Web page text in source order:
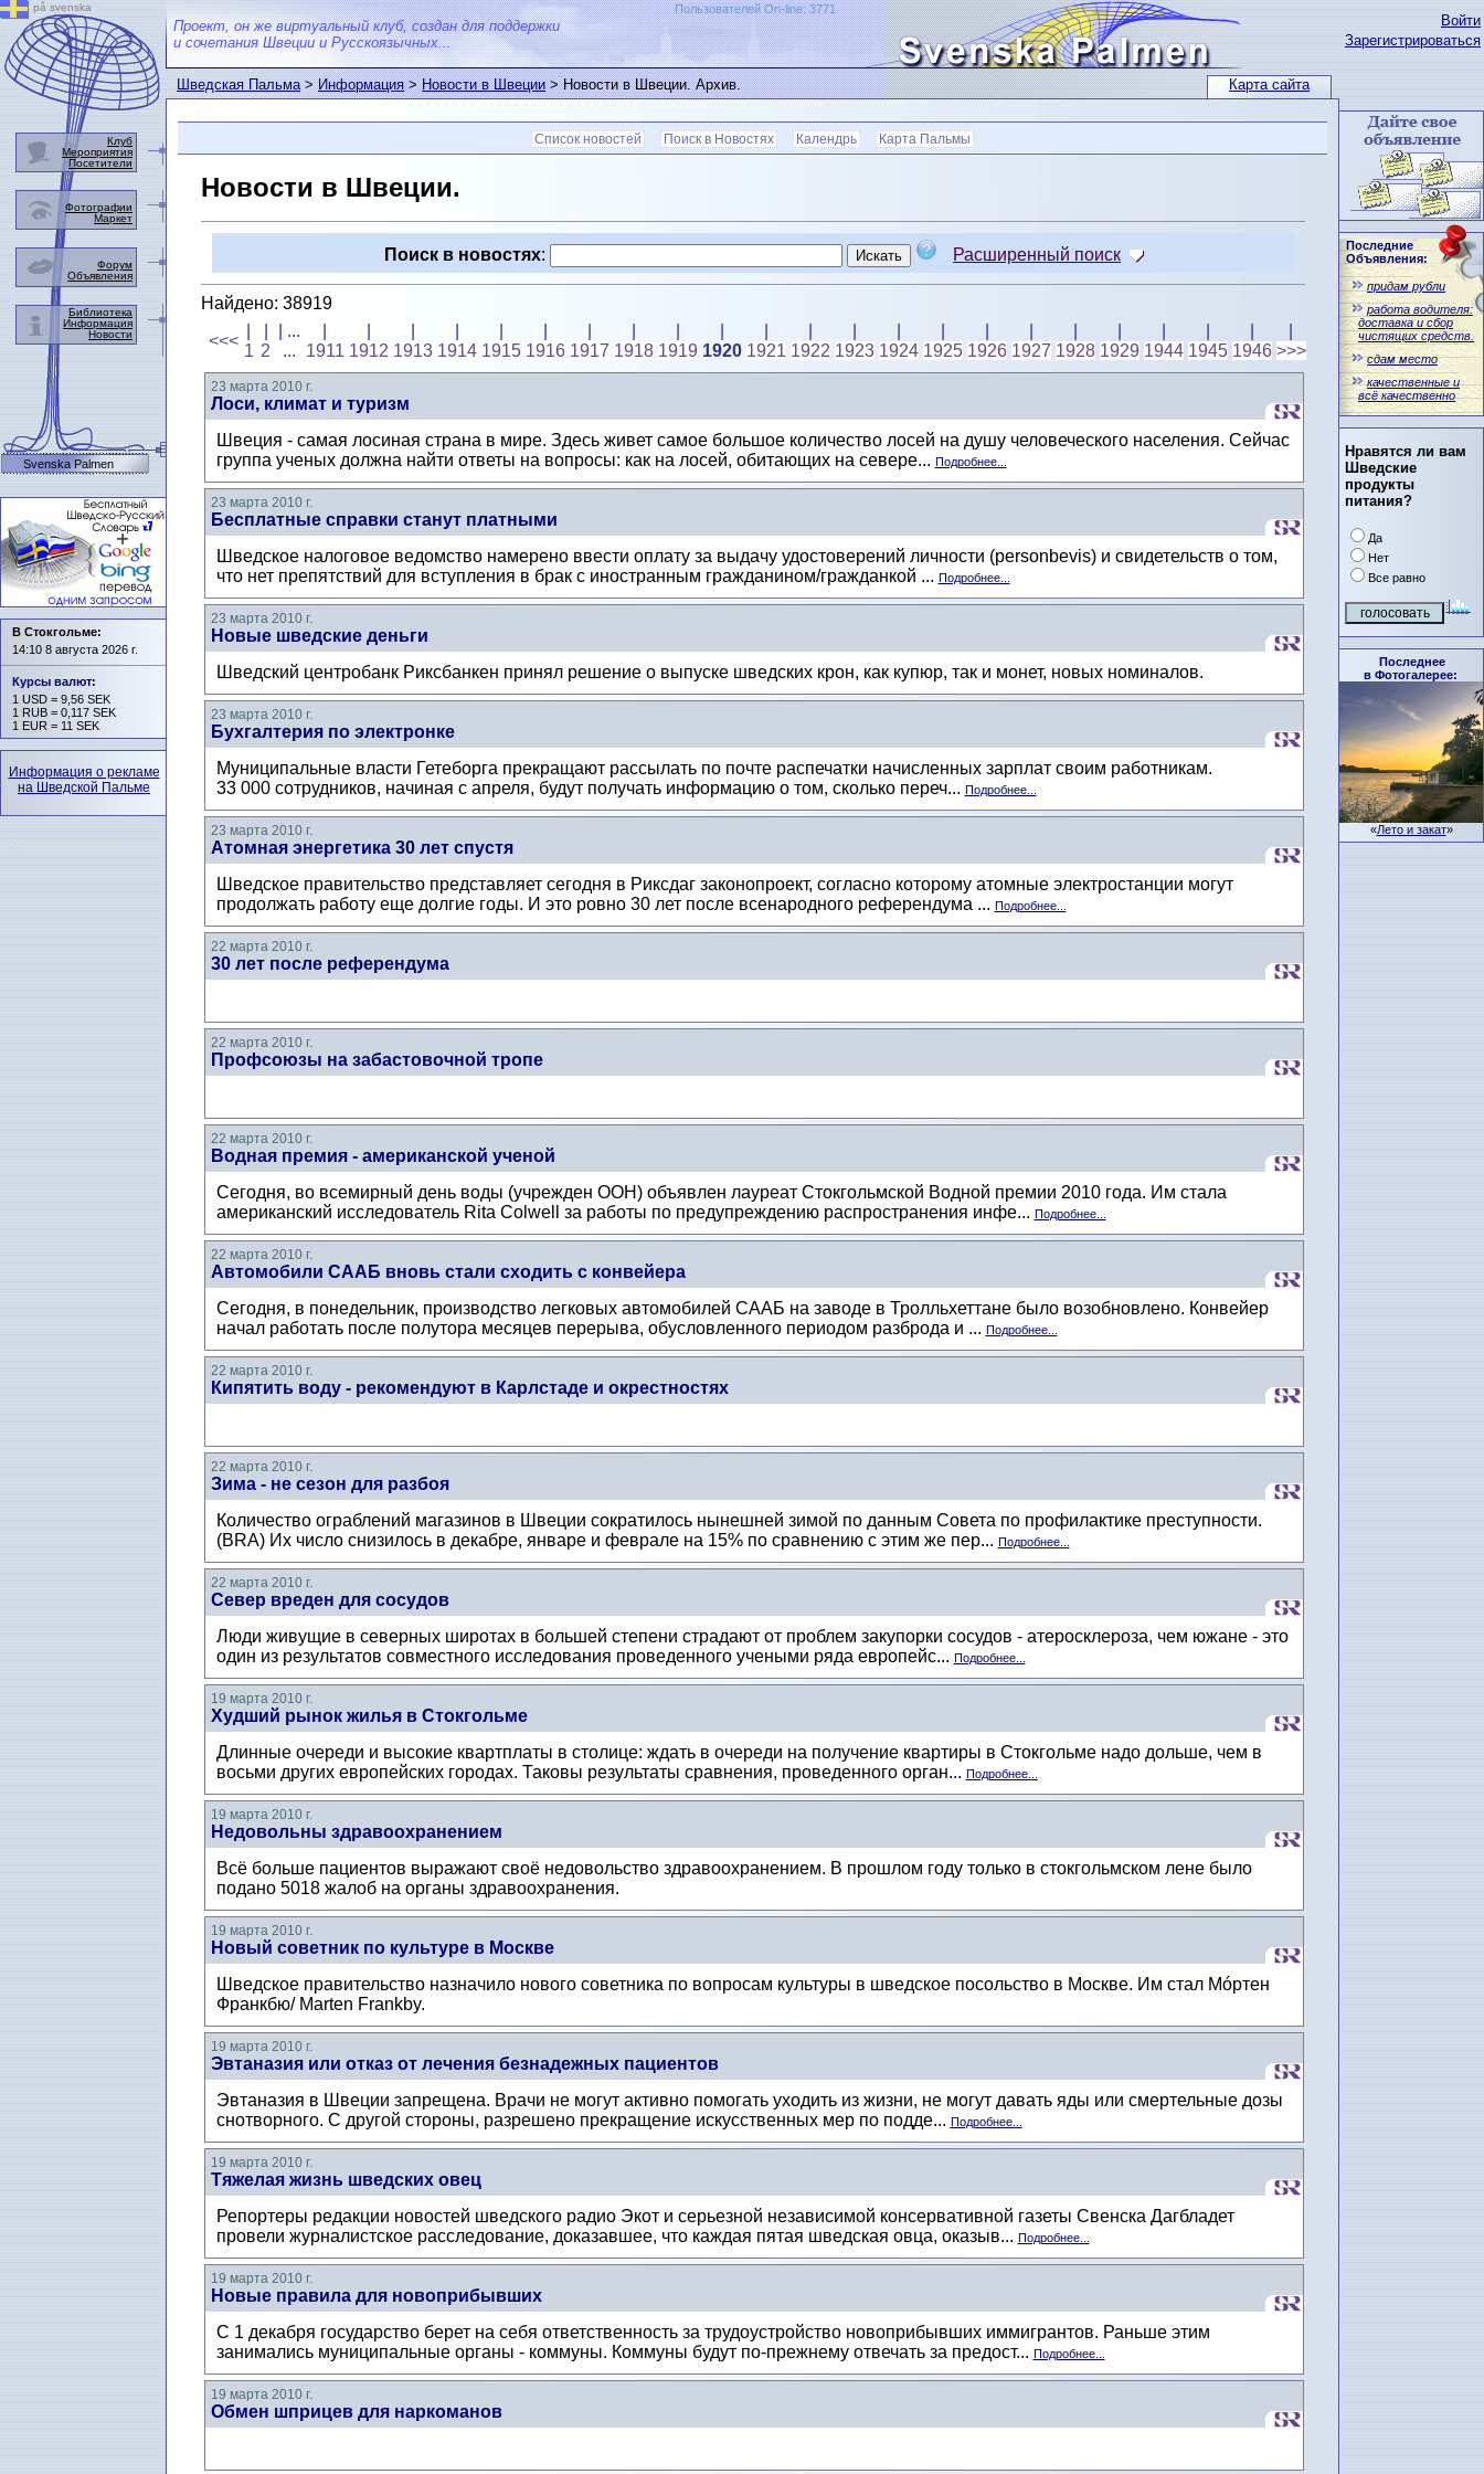
Карта сайта
Войти
Зарегистрироваться
Последние
Объявления:
придам рубли
работа водителя:
доставка и сбор
чистящих средств.
сдам место
качественные и
всё качественно
Нравятся ли вам
Шведские
продукты
питания?
Да
Нет
Все равно
Последнее
в Фотогалерее:
«Лето и закат»
Проект, он же виртуальный клуб, создан для поддержки
и сочетания Швеции и Русскоязычных...
Пользователей On-line: 3771
Шведская Пальма>Информация>Новости в Швеции> Новости в Швеции. Архив.
Список новостей Поиск в Новостях Календрь Карта Пальмы
Новости в Швеции.
Поиск в новостях: Расширенный поиск
Найдено: 38919
<<<
1 2
| ...
...
1911 1912 1913 1914 1915 1916 1917 1918 1919 1920 1921 1922 1923 1924 1925 1926 1927 1928 1929 1944 1945 1946 >>>
23 марта 2010 г.
Лоси, климат и туризм
Швеция - самая лосиная страна в мире. Здесь живет самое большое количество лосей на душу человеческого населения. Сейчас
группа ученых должна найти ответы на вопросы: как на лосей, обитающих на севере... Подробнее...
23 марта 2010 г.
Бесплатные справки станут платными
Шведское налоговое ведомство намерено ввести оплату за выдачу удостоверений личности (personbevis) и свидетельств о том,
что нет препятствий для вступления в брак с иностранным гражданином/гражданкой ... Подробнее...
23 марта 2010 г.
Новые шведские деньги
Шведский центробанк Риксбанкен принял решение о выпуске шведских крон, как купюр, так и монет, новых номиналов.
23 марта 2010 г.
Бухгалтерия по электронке
Муниципальные власти Гетеборга прекращают рассылать по почте распечатки начисленных зарплат своим работникам.
33 000 сотрудников, начиная с апреля, будут получать информацию о том, сколько переч... Подробнее...
23 марта 2010 г.
Атомная энергетика 30 лет спустя
Шведское правительство представляет сегодня в Риксдаг законопроект, согласно которому атомные электростанции могут
продолжать работу еще долгие годы. И это ровно 30 лет после всенародного референдума ... Подробнее...
22 марта 2010 г.
30 лет после референдума
22 марта 2010 г.
Профсоюзы на забастовочной тропе
22 марта 2010 г.
Водная премия - американской ученой
Сегодня, во всемирный день воды (учрежден ООН) объявлен лауреат Стокгольмской Водной премии 2010 года. Им стала
американский исследователь Rita Colwell за работы по предупреждению распространения инфе... Подробнее...
22 марта 2010 г.
Автомобили СААБ вновь стали сходить с конвейера
Сегодня, в понедельник, производство легковых автомобилей СААБ на заводе в Тролльхеттане было возобновлено. Конвейер
начал работать после полутора месяцев перерыва, обусловленного периодом разброда и ... Подробнее...
22 марта 2010 г.
Кипятить воду - рекомендуют в Карлстаде и окрестностях
22 марта 2010 г.
Зима - не сезон для разбоя
Количество ограблений магазинов в Швеции сократилось нынешней зимой по данным Совета по профилактике преступности.
(BRA) Их число снизилось в декабре, январе и феврале на 15% по сравнению с этим же пер... Подробнее...
22 марта 2010 г.
Север вреден для сосудов
Люди живущие в северных широтах в большей степени страдают от проблем закупорки сосудов - атерoсклероза, чем южане - это
один из результатов совместного исследования проведенного учеными ряда европейс... Подробнее...
19 марта 2010 г.
Худший рынок жилья в Стокгольме
Длинные очереди и высокие квартплаты в столице: ждать в очереди на получение квартиры в Стокгольме надо дольше, чем в
восьми других европейских городах. Таковы результаты сравнения, проведенного орган... Подробнее...
19 марта 2010 г.
Недовольны здравоохранением
Всё больше пациентов выражают своё недовольство здравоохранением. В прошлом году только в стокгольмском лене было
подано 5018 жалоб на органы здравоохранения.
19 марта 2010 г.
Новый советник по культуре в Москве
Шведское правительство назначило нового советника по вопросам культуры в шведское посольство в Москве. Им стал Мóртен
Франкбю/ Marten Frankby.
19 марта 2010 г.
Эвтаназия или отказ от лечения безнадежных пациентов
Эвтаназия в Швеции запрещена. Врачи не могут активно помогать уходить из жизни, не могут давать яды или смертельные дозы
снотворного. С другой стороны, разрешено прекращение искусственных мер по подде... Подробнее...
19 марта 2010 г.
Тяжелая жизнь шведских овец
Репортеры редакции новостей шведского радио Экот и серьезной независимой консервативной газеты Свенска Дагбладет
провели журналистское расследование, доказавшее, что каждая пятая шведская овца, оказыв... Подробнее...
19 марта 2010 г.
Новые правила для новоприбывших
С 1 декабря государство берет на себя ответственность за трудоустройство новоприбывших иммигрантов. Раньше этим
занимались муниципальные органы - коммуны. Коммуны будут по-прежнему отвечать за предост... Подробнее...
19 марта 2010 г.
Обмен шприцев для наркоманов
på svenska
Клуб
Мероприятия
Посетители
Фотографии
Маркет
Форум
Объявления
Библиотека
Информация
Новости
Svenska Palmen
В Стокгольме:
14:10 8 августа 2026 г.
Курсы валют:
1 USD = 9,56 SEK
1 RUB = 0,117 SEK
1 EUR = 11 SEK
Информация о рекламе
на Шведской Пальме